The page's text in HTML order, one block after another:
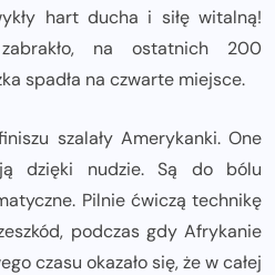
hart ducha i siłę witalną!
na ostatnich 200
spadła na czwarte miejsce.
szalały Amerykanki. One
dzięki nudzie. Są do bólu
Pilnie ćwiczą technikę
podczas gdy Afrykanie
czasu okazało się, że w całej